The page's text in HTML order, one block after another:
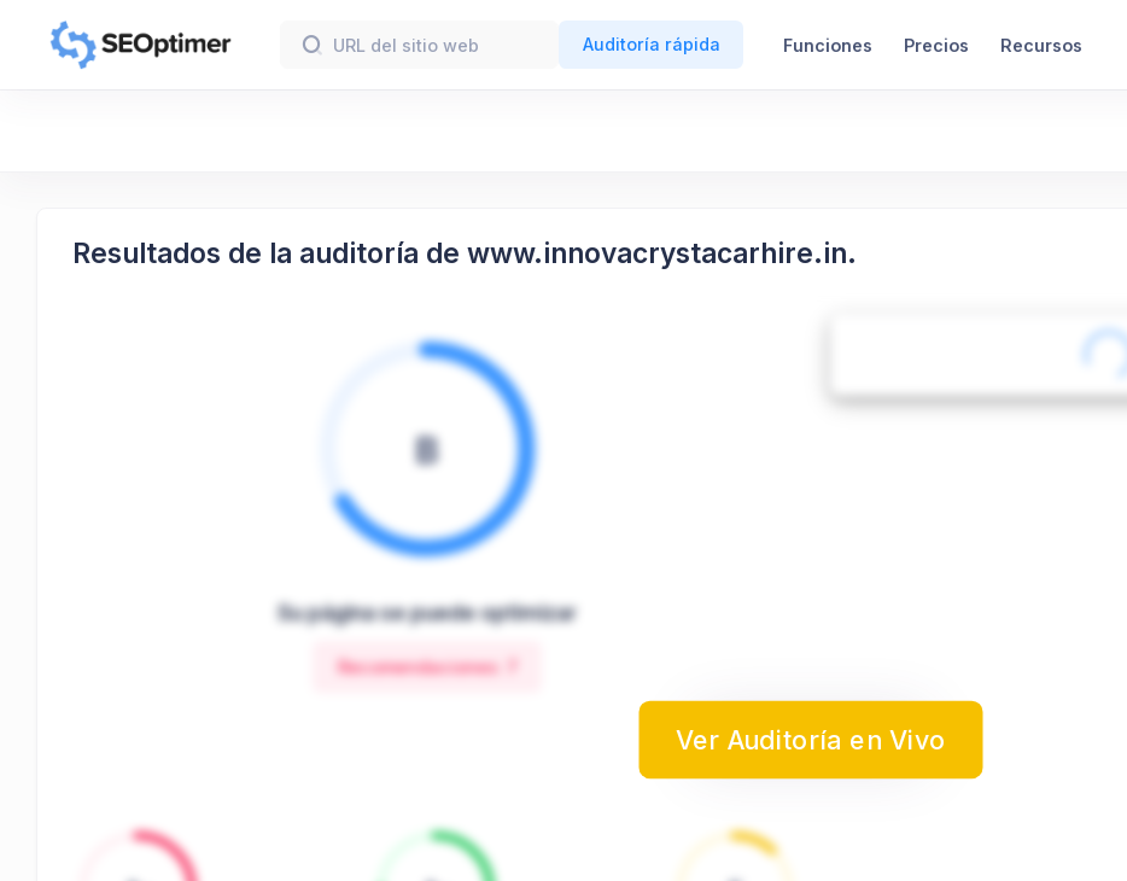
Auditoría rápida Funciones Precios Recursos
Resultados de la auditoría de www.innovacrystacarhire.in.
B
Su página se puede optimizar
Recomendaciones:
Ver Auditoría en Vivo